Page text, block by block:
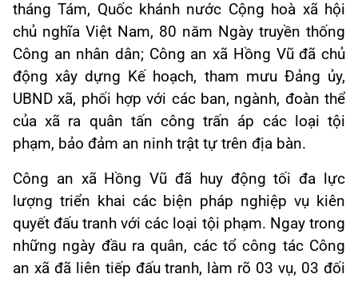
tháng Tám, Quốc khánh nước Cộng hoà xã hội
chủ nghĩa Việt Nam, 80 năm Ngày truyền thống
Công an nhân dân; Công an xã Hồng Vũ đã chủ
động xây dựng Kế hoạch, tham mưu Đảng ủy,
UBND xã, phối hợp với các ban, ngành, đoàn thể
của xã ra quân tấn công trấn áp các loại tội
phạm, bảo đảm an ninh trật tự trên địa bàn.
Công an xã Hồng Vũ đã huy động tối đa lực
lượng triển khai các biện pháp nghiệp vụ kiên
quyết đấu tranh với các loại tội phạm. Ngay trong
những ngày đầu ra quân, các tổ công tác Công
an xã đã liên tiếp đấu tranh, làm rõ 03 vụ, 03 đối